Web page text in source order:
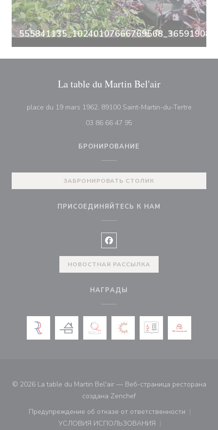
La table du Martin Bel'air
place du 19 mars 1962, 89100 Saint-Martin-du-Tertre
03 86 66 47 95
БРОНИРОВАНИЕ
ЗАБРОНИРОВАТЬ СТОЛИК
ПРИСОЕДИНЯЙТЕСЬ К НАМ
Facebook ((открывается в
НОВОСТНАЯ РАССЫЛКА
НАГРАДЫ
© 2026 La table du Martin Bel'air — Веб-страница ресторана
создана Zenchef((открывается в новом
Предупреждение об отказе от ответственности
((открывается в новом окне))
УСЛОВИЯ ИСПОЛЬЗОВАНИЯ